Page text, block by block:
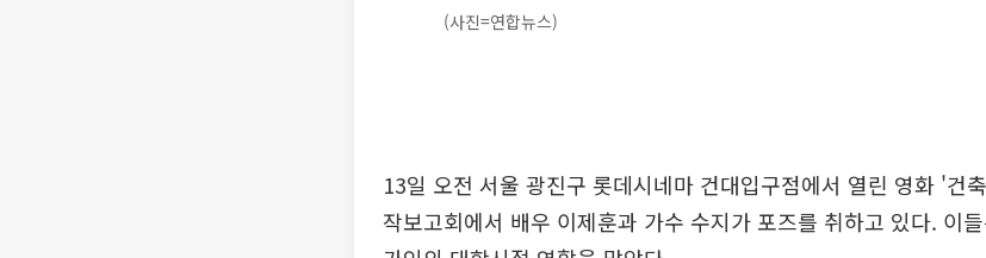
(사진=연합뉴스)
13일 오전 서울 광진구 롯데시네마 건대입구점에서 열린 영화 '건
작보고회에서 배우 이제훈과 가수 수지가 포즈를 취하고 있다. 이